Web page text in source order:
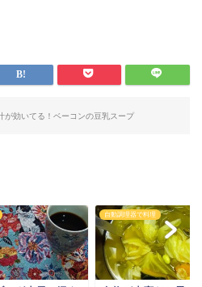
が効いてる！ベーコンの豆乳スープ
自動調理器で料理